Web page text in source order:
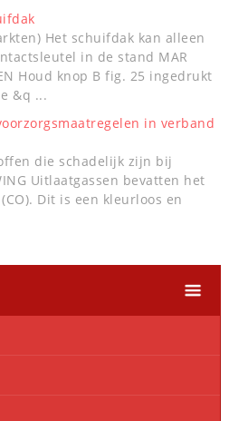
Het schuifdak kan alleen
in de stand MAR
Houd knop B fig. 25 ingedrukt
&q ...
in verband
die schadelijk zijn bij
Uitlaatgassen bevatten het
Dit is een kleurloos en